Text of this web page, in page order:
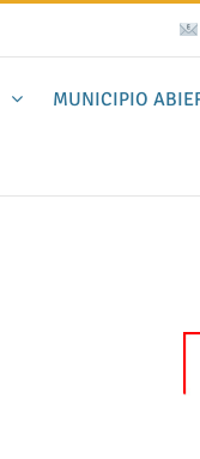
MUNICIPIO